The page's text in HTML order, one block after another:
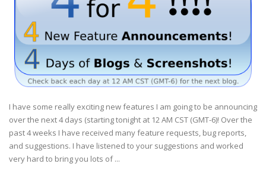
I have some really exciting new features I am going to be announcing
over the next 4 days (starting tonight at 12 AM CST (GMT-6)! Over the
past 4 weeks I have received many feature requests, bug reports,
and suggestions. I have listened to your suggestions and worked
very hard to bring you lots of ...